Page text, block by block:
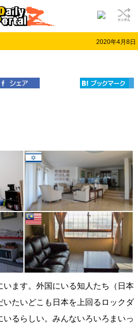
2020年4月8日
います。外国にいる知人たち（日本
いたいどこも日本を上回るロックダ
いるらしい。みんないろいろまいっ